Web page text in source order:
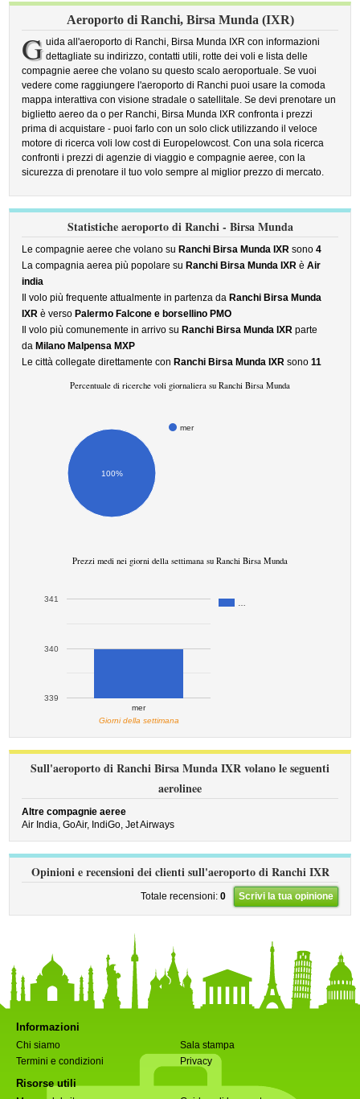
Aeroporto di Ranchi, Birsa Munda (IXR)
G uida all'aeroporto di Ranchi, Birsa Munda IXR con informazioni
dettagliate su indirizzo, contatti utili, rotte dei voli e lista delle
compagnie aeree che volano su questo scalo aeroportuale. Se vuoi
vedere come raggiungere l'aeroporto di Ranchi puoi usare la comoda
mappa interattiva con visione stradale o satellitale. Se devi prenotare un
biglietto aereo da o per Ranchi, Birsa Munda IXR confronta i prezzi
prima di acquistare - puoi farlo con un solo click utilizzando il veloce
motore di ricerca voli low cost di Europelowcost. Con una sola ricerca
confronti i prezzi di agenzie di viaggio e compagnie aeree, con la
sicurezza di prenotare il tuo volo sempre al miglior prezzo di mercato.
Statistiche aeroporto di Ranchi - Birsa Munda
Le compagnie aeree che volano su Ranchi Birsa Munda IXR sono4
La compagnia aerea più popolare su Ranchi Birsa Munda IXR èAir
india
Il volo più frequente attualmente in partenza da Ranchi Birsa Munda
IXR è verso Palermo Falcone e borsellino PMO
Il volo più comunemente in arrivo su Ranchi Birsa Munda IXR parte
da Milano Malpensa MXP
Le città collegate direttamente con Ranchi Birsa Munda IXR sono11
Percentuale di ricerche voli giornaliera su Ranchi Birsa Munda
mer
100%
Prezzi medi nei giorni della settimana su Ranchi Birsa Munda
mer
339
340
341
Giorni della settimana
Sull'aeroporto di Ranchi Birsa Munda IXR volano le seguenti
aerolinee
Altre compagnie aeree
Air India,GoAir, IndiGo,Jet Airways
Opinioni e recensioni dei clienti sull'aeroporto di Ranchi IXR
Totale recensioni: 0 Scrivi la tua opinione
Informazioni
Chi siamo
Sala stampa
Termini e condizioni
Privacy
Risorse utili